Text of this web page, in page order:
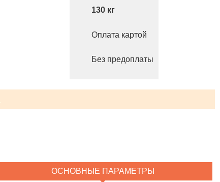
130
Оплата картой
Без предоплаты
ОСНОВНЫЕ ПАРАМЕТРЫ